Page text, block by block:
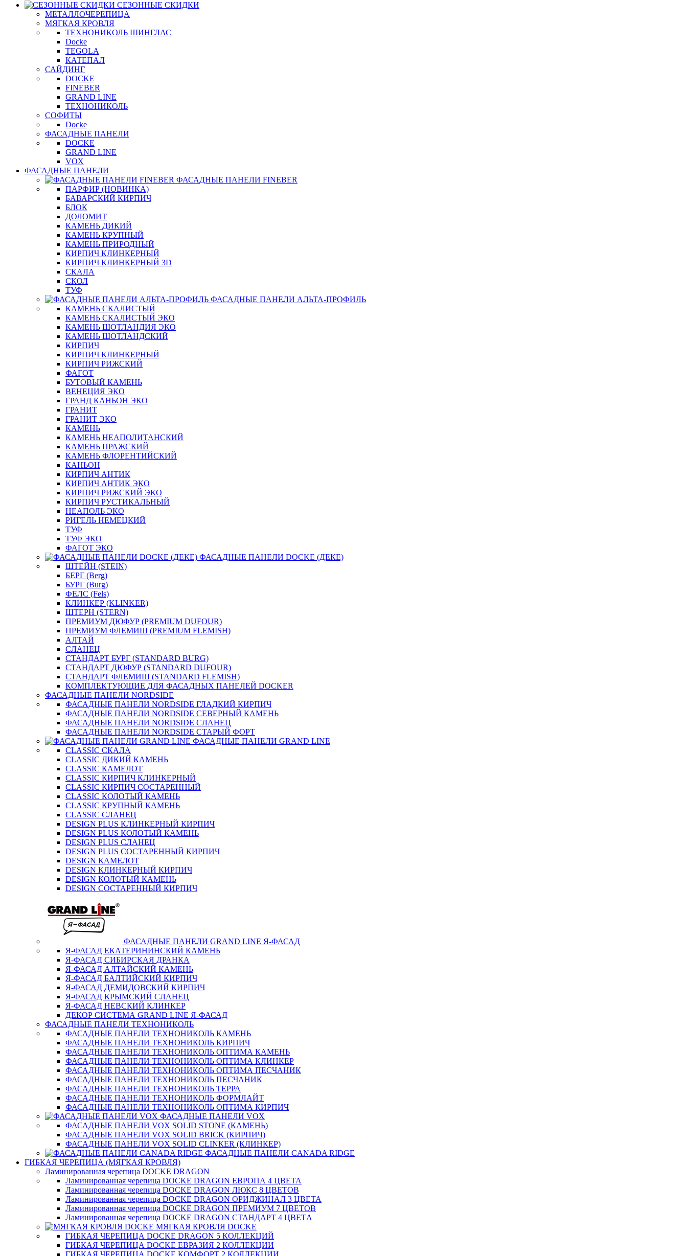
СЕЗОННЫЕ СКИДКИ
МЕТАЛЛОЧЕРЕПИЦА
МЯГКАЯ КРОВЛЯ
ТЕХНОНИКОЛЬ ШИНГЛАС
Docke
TEGOLA
КАТЕПАЛ
САЙДИНГ
DOCKE
FINEBER
GRAND LINE
ТЕХНОНИКОЛЬ
СОФИТЫ
Docke
ФАСАДНЫЕ ПАНЕЛИ
DOCKE
GRAND LINE
VOX
ФАСАДНЫЕ ПАНЕЛИ
ФАСАДНЫЕ ПАНЕЛИ FINEBER
ПАРФИР (НОВИНКА)
БАВАРСКИЙ КИРПИЧ
БЛОК
ДОЛОМИТ
КАМЕНЬ ДИКИЙ
КАМЕНЬ КРУПНЫЙ
КАМЕНЬ ПРИРОДНЫЙ
КИРПИЧ КЛИНКЕРНЫЙ
КИРПИЧ КЛИНКЕРНЫЙ 3D
СКАЛА
СКОЛ
ТУФ
ФАСАДНЫЕ ПАНЕЛИ АЛЬТА-ПРОФИЛЬ
КАМЕНЬ СКАЛИСТЫЙ
КАМЕНЬ СКАЛИСТЫЙ ЭКО
КАМЕНЬ ШОТЛАНДИЯ ЭКО
КАМЕНЬ ШОТЛАНДСКИЙ
КИРПИЧ
КИРПИЧ КЛИНКЕРНЫЙ
КИРПИЧ РИЖСКИЙ
ФАГОТ
БУТОВЫЙ КАМЕНЬ
ВЕНЕЦИЯ ЭКО
ГРАНД КАНЬОН ЭКО
ГРАНИТ
ГРАНИТ ЭКО
КАМЕНЬ
КАМЕНЬ НЕАПОЛИТАНСКИЙ
КАМЕНЬ ПРАЖСКИЙ
КАМЕНЬ ФЛОРЕНТИЙСКИЙ
КАНЬОН
КИРПИЧ АНТИК
КИРПИЧ АНТИК ЭКО
КИРПИЧ РИЖСКИЙ ЭКО
КИРПИЧ РУСТИКАЛЬНЫЙ
НЕАПОЛЬ ЭКО
РИГЕЛЬ НЕМЕЦКИЙ
ТУФ
ТУФ ЭКО
ФАГОТ ЭКО
ФАСАДНЫЕ ПАНЕЛИ DOCKE (ДЕКЕ)
ШТЕЙН (STEIN)
БЕРГ (Berg)
БУРГ (Burg)
ФЕЛС (Fels)
КЛИНКЕР (KLINKER)
ШТЕРН (STERN)
ПРЕМИУМ ДЮФУР (PREMIUM DUFOUR)
ПРЕМИУМ ФЛЕМИШ (PREMIUM FLEMISH)
АЛТАЙ
СЛАНЕЦ
СТАНДАРТ БУРГ (STANDARD BURG)
СТАНДАРТ ДЮФУР (STANDARD DUFOUR)
СТАНДАРТ ФЛЕМИШ (STANDARD FLEMISH)
КОМПЛЕКТУЮЩИЕ ДЛЯ ФАСАДНЫХ ПАНЕЛЕЙ DOCKER
ФАСАДНЫЕ ПАНЕЛИ NORDSIDE
ФАСАДНЫЕ ПАНЕЛИ NORDSIDE ГЛАДКИЙ КИРПИЧ
ФАСАДНЫЕ ПАНЕЛИ NORDSIDE СЕВЕРНЫЙ КАМЕНЬ
ФАСАДНЫЕ ПАНЕЛИ NORDSIDE СЛАНЕЦ
ФАСАДНЫЕ ПАНЕЛИ NORDSIDE СТАРЫЙ ФОРТ
ФАСАДНЫЕ ПАНЕЛИ GRAND LINE
CLASSIC СКАЛА
CLASSIC ДИКИЙ КАМЕНЬ
CLASSIC КАМЕЛОТ
CLASSIC КИРПИЧ КЛИНКЕРНЫЙ
CLASSIC КИРПИЧ СОСТАРЕННЫЙ
CLASSIC КОЛОТЫЙ КАМЕНЬ
CLASSIC КРУПНЫЙ КАМЕНЬ
CLASSIC СЛАНЕЦ
DESIGN PLUS КЛИНКЕРНЫЙ КИРПИЧ
DESIGN PLUS КОЛОТЫЙ КАМЕНЬ
DESIGN PLUS СЛАНЕЦ
DESIGN PLUS СОСТАРЕННЫЙ КИРПИЧ
DESIGN КАМЕЛОТ
DESIGN КЛИНКЕРНЫЙ КИРПИЧ
DESIGN КОЛОТЫЙ КАМЕНЬ
DESIGN СОСТАРЕННЫЙ КИРПИЧ
ФАСАДНЫЕ ПАНЕЛИ GRAND LINE Я-ФАСАД
Я-ФАСАД ЕКАТЕРИНИНСКИЙ КАМЕНЬ
Я-ФАСАД СИБИРСКАЯ ДРАНКА
Я-ФАСАД АЛТАЙСКИЙ КАМЕНЬ
Я-ФАСАД БАЛТИЙСКИЙ КИРПИЧ
Я-ФАСАД ДЕМИДОВСКИЙ КИРПИЧ
Я-ФАСАД КРЫМСКИЙ СЛАНЕЦ
Я-ФАСАД НЕВСКИЙ КЛИНКЕР
ДЕКОР СИСТЕМА GRAND LINE Я-ФАСАД
ФАСАДНЫЕ ПАНЕЛИ ТЕХНОНИКОЛЬ
ФАСАДНЫЕ ПАНЕЛИ ТЕХНОНИКОЛЬ КАМЕНЬ
ФАСАДНЫЕ ПАНЕЛИ ТЕХНОНИКОЛЬ КИРПИЧ
ФАСАДНЫЕ ПАНЕЛИ ТЕХНОНИКОЛЬ ОПТИМА КАМЕНЬ
ФАСАДНЫЕ ПАНЕЛИ ТЕХНОНИКОЛЬ ОПТИМА КЛИНКЕР
ФАСАДНЫЕ ПАНЕЛИ ТЕХНОНИКОЛЬ ОПТИМА ПЕСЧАНИК
ФАСАДНЫЕ ПАНЕЛИ ТЕХНОНИКОЛЬ ПЕСЧАНИК
ФАСАДНЫЕ ПАНЕЛИ ТЕХНОНИКОЛЬ ТЕРРА
ФАСАДНЫЕ ПАНЕЛИ ТЕХНОНИКОЛЬ ФОРМЛАЙТ
ФАСАДНЫЕ ПАНЕЛИ ТЕХНОНИКОЛЬ ОПТИМА КИРПИЧ
ФАСАДНЫЕ ПАНЕЛИ VOX
ФАСАДНЫЕ ПАНЕЛИ VOX SOLID STONE (КАМЕНЬ)
ФАСАДНЫЕ ПАНЕЛИ VOX SOLID BRICK (КИРПИЧ)
ФАСАДНЫЕ ПАНЕЛИ VOX SOLID CLINКER (КЛИНКЕР)
ФАСАДНЫЕ ПАНЕЛИ CANADA RIDGE
ГИБКАЯ ЧЕРЕПИЦА (МЯГКАЯ КРОВЛЯ)
Ламинированная черепица DOCKE DRAGON
Ламинированная черепица DOCKE DRAGON ЕВРОПА 4 ЦВЕТА
Ламинированная черепица DOCKE DRAGON ЛЮКС 8 ЦВЕТОВ
Ламинированная черепица DOCKE DRAGON ОРИДЖИНАЛ 3 ЦВЕТА
Ламинированная черепица DOCKE DRAGON ПРЕМИУМ 7 ЦВЕТОВ
Ламинированная черепица DOCKE DRAGON СТАНДАРТ 4 ЦВЕТA
МЯГКАЯ КРОВЛЯ DOCKE
ГИБКАЯ ЧЕРЕПИЦА DOCKE DRAGON 5 КОЛЛЕКЦИЙ
ГИБКАЯ ЧЕРЕПИЦА DOCKE ЕВРАЗИЯ 2 КОЛЛЕКЦИИ
ГИБКАЯ ЧЕРЕПИЦА DOCKE КОМФОРТ 2 КОЛЛЕКЦИИ